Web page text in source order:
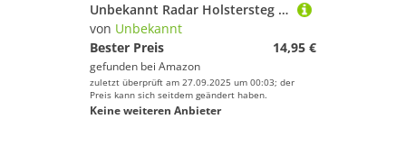
Unbekannt Radar Holstersteg S-Closer Low Ride Schwarz
von Unbekannt
Bester Preis
14,95 €
gefunden bei Amazon
zuletzt überprüft am 27.09.2025 um 00:03; der
Preis kann sich seitdem geändert haben.
Keine weiteren Anbieter